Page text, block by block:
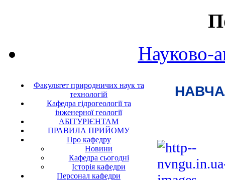
Науково-
Факультет природничих наук та
технологій
Кафедра гідрогеології та
інженерної геології
АБІТУРІЄНТАМ
ПРАВИЛА ПРИЙОМУ
Про кафедру
Новини
Кафедра сьогодні
Історія кафедри
Персонал кафедри